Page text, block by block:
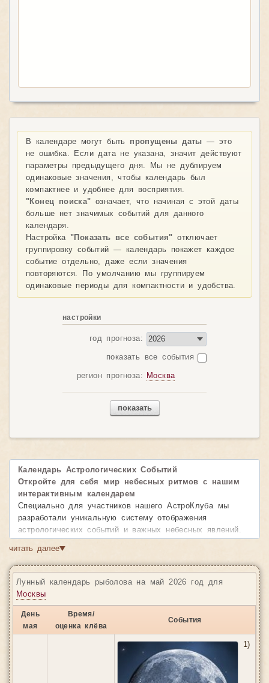
В календаре могут быть пропущены даты — это
не ошибка. Если дата не указана, значит действуют
параметры предыдущего дня. Мы не дублируем
одинаковые значения, чтобы календарь был
компактнее и удобнее для восприятия.
"Конец поиска" означает, что начиная с этой даты
больше нет значимых событий для данного
календаря.
Настройка "Показать все события" отключает
группировку событий — календарь покажет каждое
событие отдельно, даже если значения
повторяются. По умолчанию мы группируем
одинаковые периоды для компактности и удобства.
настройки
год прогноза:
показать все события
регион прогноза: Москва
показать
Календарь Астрологических Событий
Откройте для себя мир небесных ритмов с нашим
интерактивным календарем
Специально для участников нашего АстроКлуба мы
разработали уникальную систему отображения
астрологических событий и важных небесных явлений.
космических влияний, позволяя вам планировать свою
жизнь в гармонии с движением планет и звезд.
Возможности календаря:
• Детальная информация о событиях
начала и завершения каждого астрологического явления
• Удобная навигация— легко перелистывайте месяцы
• Наглядное представление
— все события
отображаются в понятном и красивом формате
• Продолжительность явлений— видите, как долго
читать далее▼
Лунный календарь рыболова на май 2026 год для
Москвы
День
мая
Время/
оценка клёва
События
1)